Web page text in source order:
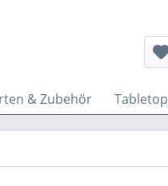
& Zubehör Tabletop